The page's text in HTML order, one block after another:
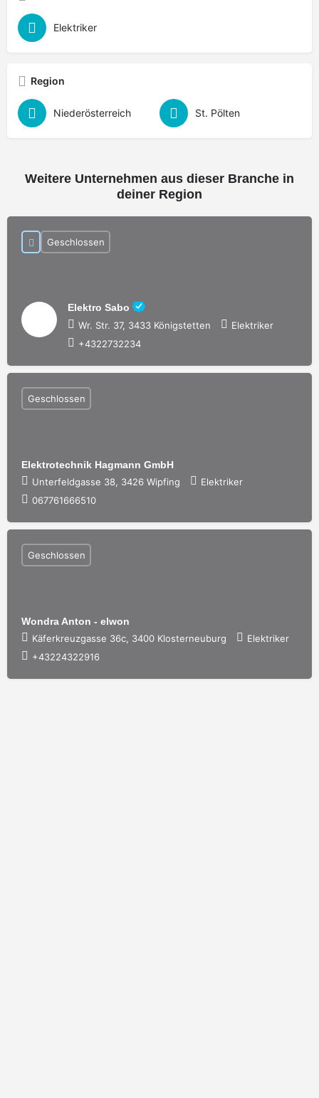
Elektriker
Region
Niederösterreich St. Pölten
Weitere Unternehmen aus dieser Branche in
deiner Region
Elektro Sabo
Wr. Str. 37, 3433 Königstetten
Elektriker
+4322732234
Geschlossen
Elektrotechnik Hagmann GmbH
Unterfeldgasse 38, 3426 Wipfing
Elektriker
067761666510
Geschlossen
Wondra Anton - elwon
Käferkreuzgasse 36c, 3400 Klosterneuburg
Elektriker
+43224322916
Geschlossen